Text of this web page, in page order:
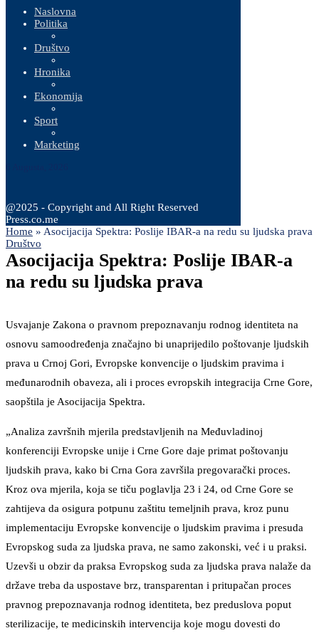
Naslovna
Politika
Društvo
Hronika
Ekonomija
Sport
Marketing
@2025 - Copyright and All Right Reserved
Press.co.me
Home » Asocijacija Spektra: Poslije IBAR-a na redu su ljudska prava
Društvo
Asocijacija Spektra: Poslije IBAR-a
na redu su ljudska prava
Usvajanje Zakona o pravnom prepoznavanju rodnog identiteta na
osnovu samoodređenja značajno bi unaprijedilo poštovanje ljudskih
prava u Crnoj Gori, Evropske konvencije o ljudskim pravima i
međunarodnih obaveza, ali i proces evropskih integracija Crne Gore,
saopštila je Asocijacija Spektra.
„Analiza završnih mjerila predstavljenih na Međuvladinoj
konferenciji Evropske unije i Crne Gore daje primat poštovanju
ljudskih prava, kako bi Crna Gora završila pregovarački proces.
Kroz ova mjerila, koja se tiču poglavlja 23 i 24, od Crne Gore se
zahtijeva da osigura potpunu zaštitu temeljnih prava, kroz punu
implementaciju Evropske konvencije o ljudskim pravima i presuda
Evropskog suda za ljudska prava, ne samo zakonski, već i u praksi.
Uzevši u obzir da praksa Evropskog suda za ljudska prava nalaže da
države treba da uspostave brz, transparentan i pritupačan proces
pravnog prepoznavanja rodnog identiteta, bez preduslova poput
sterilizacije, te medicinskih intervencija koje mogu dovesti do